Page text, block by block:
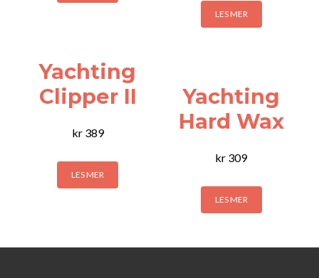
LES MER
Yachting
Clipper II
kr389
LES MER
Yachting
Hard Wax
kr 309
LES MER